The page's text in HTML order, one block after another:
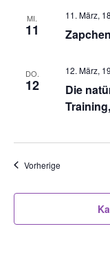
MI.
11
11. März,
DO.
12
Die
12. März,
Vorherige